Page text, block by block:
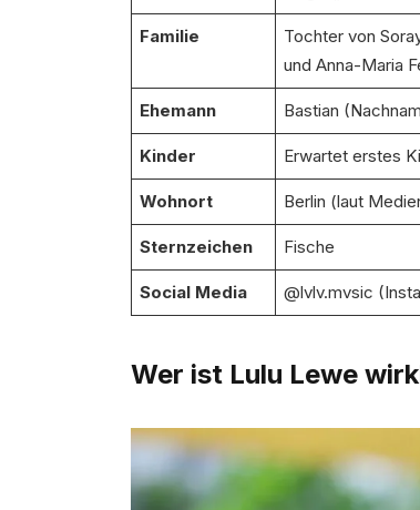
Familie
Tochter von
und Anna-Maria
Ehemann Bastian
Kinder Erwartet erstes
Wohnort Berlin (laut
Sternzeichen Fische
Social Media @lvlv.mvsic
Wer ist Lulu Lewe